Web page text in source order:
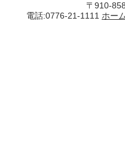
〒910-
電話:0776-21-1111 ホー